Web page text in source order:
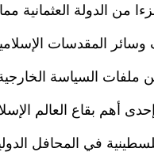
من الدولة العثمانية
المقدسات
ملفات السياسة
أهم بقاع العالم
في المحافل